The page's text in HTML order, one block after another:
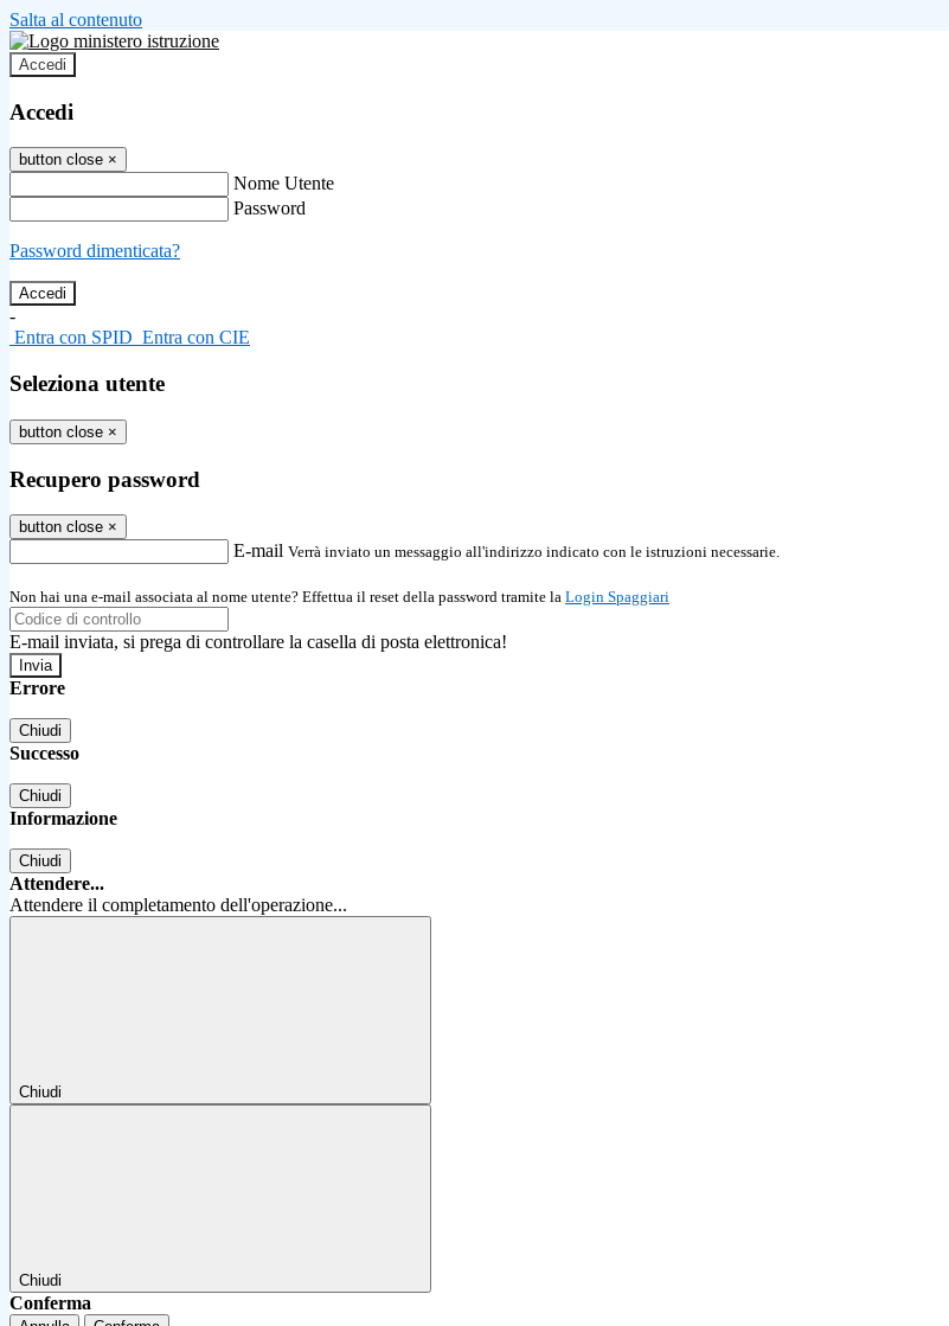
Salta al contenuto
Accedi
Accedi
button close ×
Nome Utente
Password
Password dimenticata?
-
Entra con SPID Entra con CIE
Seleziona utente
button close ×
Recupero password
button close ×
E-mail Verrà inviato un messaggio all'indirizzo indicato con le istruzioni necessarie.
Non hai una e-mail associata al nome utente? Effettua il reset della password tramite la Login Spaggiari
E-mail inviata, si prega di controllare la casella di posta elettronica!
Errore
Chiudi
Successo
Chiudi
Informazione
Chiudi
Attendere...
Attendere il completamento dell'operazione...
Chiudi
Chiudi
Conferma